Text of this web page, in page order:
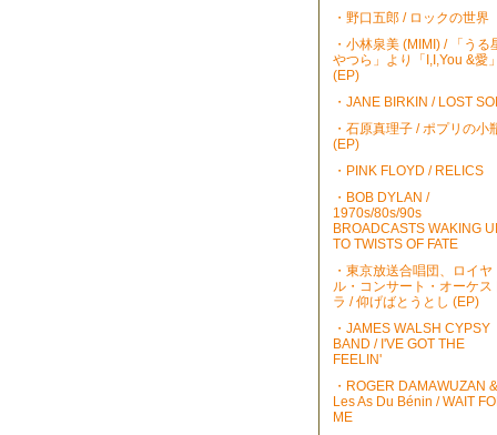
・野口五郎 / ロックの世界
・小林泉美 (MIMI) / 「うる
やつら」より「I,I,You &愛」
(EP)
・JANE BIRKIN / LOST
・石原真理子 / ポプリの小
(EP)
・PINK FLOYD / RELICS
・BOB DYLAN /
1970s/80s/90s
BROADCASTS WAKING
TO TWISTS OF FATE
・東京放送合唱団、ロイヤ
ル・コンサート・オーケス
ラ / 仰げばとうとし (EP)
・JAMES WALSH CYPSY
BAND / I'VE GOT THE
FEELIN'
・ROGER DAMAWUZAN &
Les As Du Bénin / WAIT
ME